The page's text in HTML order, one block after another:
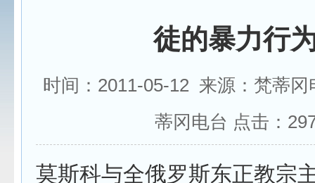
徒的暴力行
时间：2011-05-12 来源：梵蒂
蒂冈电台 点击：
莫斯科与全俄罗斯东正教宗